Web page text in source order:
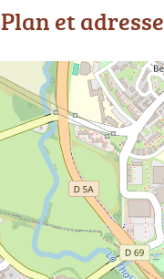
Plan et adresse